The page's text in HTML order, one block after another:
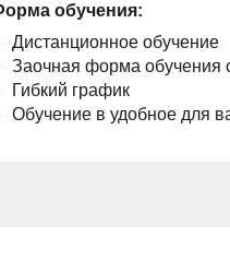
обучения:
Дистанционное обучение
Заочная форма обучения
Гибкий график
Обучение в удобное для